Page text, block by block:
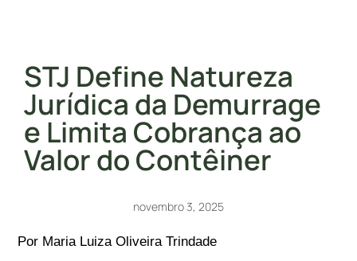
STJ Define Natureza
Jurídica da Demurrage
e Limita Cobrança ao
Valor do Contêiner
novembro 3, 2025
Por Maria Luiza Oliveira Trindade